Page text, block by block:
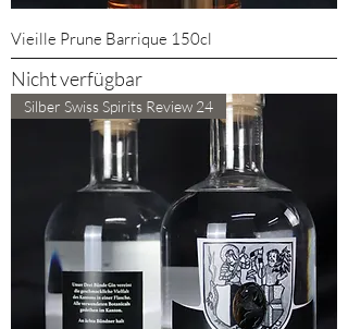
Vieille Prune Barrique 150cl
Nicht verfügbar
Silber Swiss Spirits Review 24